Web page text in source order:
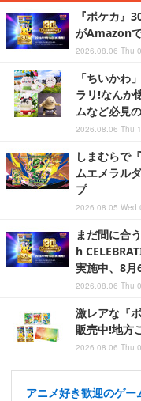
『ポケカ』
がAmazon
2026.08.06 Thu
「ちいかわ
ラリ!なんか
ムなど必見
2026.08.06 Thu
しまむらで
ムエメラル
プ
2026.08.05 Wed
まだ間に合
h
実施中、8月
2026.08.06 Thu
激レアな『
販売中!地方
2026.08.06 Thu
アニメ好き歓迎のゲ